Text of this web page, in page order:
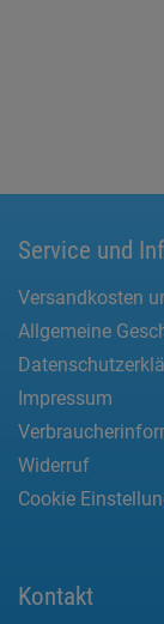
Service und
Versandkosten
Allgemeine
Impressum
Widerruf
Cookie
Kontakt